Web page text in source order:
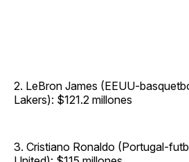
2. LeBron James (EEUU-
Lakers): $121.2 millones
3. Cristiano Ronaldo (Portugal-